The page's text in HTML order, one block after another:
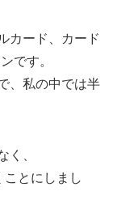
カード、カード
です。
、私の中では半
く、
ことにしまし